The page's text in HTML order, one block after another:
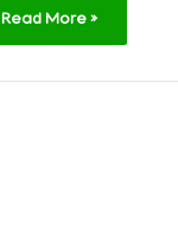
Read More »